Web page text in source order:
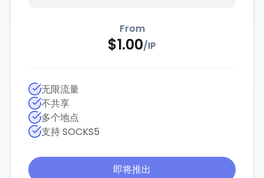
From
$1.00/IP
无限流量
不共享
多个地点
支持 SOCKS5
即将推出